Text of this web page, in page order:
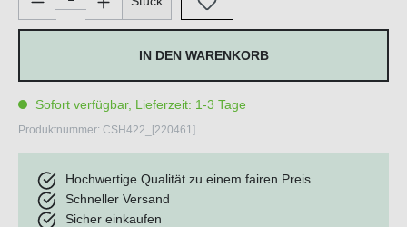
IN DEN WARENKORB
Sofort verfügbar, Lieferzeit: 1-3 Tage
Produktnummer: CSH422_[220461]
Hochwertige Qualität zu einem fairen Preis
Schneller Versand
Sicher einkaufen